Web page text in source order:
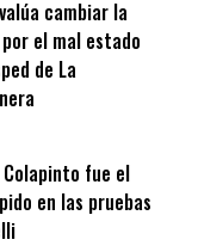
cambiar la
el mal estado
de La
Colapinto fue el
en las pruebas